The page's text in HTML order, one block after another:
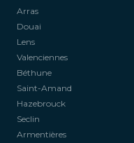
Arras
Douai
Lens
Valenciennes
Béthune
Saint-Amand
Hazebrouck
Seclin
Armentières